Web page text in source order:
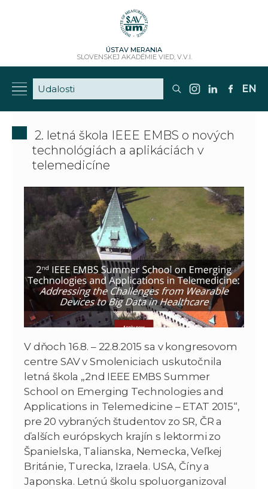
ÚSTAV MERANIA
SLOVENSKEJ AKADÉMIE VIED, V.V.I.
EN
2. letná škola IEEE EMBS o nových
technológiách a aplikáciách v
telemedicíne
V dňoch 16.8. – 22.8.2015 sa v kongresovom
centre SAV v Smoleniciach uskutočnila
letná škola „2nd IEEE EMBS Summer
School on Emerging Technologies and
Applications in Telemedicine – ETAT 2015“,
pre 20 vybraných študentov zo SR, ČR a
ďalších európskych krajín s lektormi zo
Španielska, Talianska, Nemecka, Veľkej
Británie, Turecka, Izraela. USA, Číny a
Japonska. Letnú školu spoluorganizoval